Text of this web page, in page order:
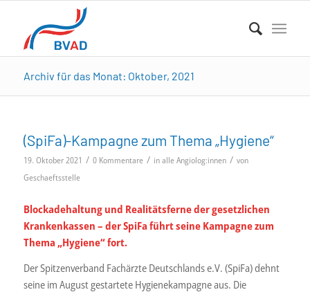
Archiv für das Monat: Oktober, 2021
(SpiFa)-Kampagne zum Thema „Hygiene“
19. Oktober 2021 / 0 Kommentare / inalle Angiolog:innen / von
Geschaeftsstelle
Blockadehaltung und Realitätsferne der gesetzlichen
Krankenkassen – der SpiFa führt seine Kampagne zum
Thema „Hygiene“ fort.
Der Spitzenverband Fachärzte Deutschlands e.V. (SpiFa) dehnt
seine im August gestartete Hygienekampagne aus. Die